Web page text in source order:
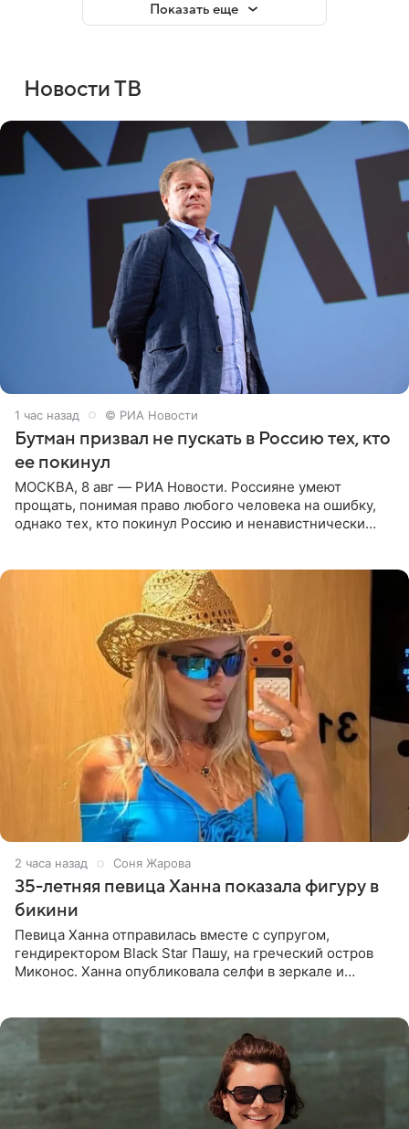
Показать еще
Новости ТВ
1 час назад © РИА Новости
Бутман призвал не пускать в Россию тех, кто
ее покинул
МОСКВА, 8 авг — РИА Новости. Россияне умеют
прощать, понимая право любого человека на ошибку,
однако тех, кто покинул Россию и ненавистнически
2 часа назад Соня Жарова
35-летняя певица Ханна показала фигуру в
бикини
Певица Ханна отправилась вместе с супругом,
гендиректором Black Star Пашу, на греческий остров
Миконос. Ханна опубликовала селфи в зеркале и